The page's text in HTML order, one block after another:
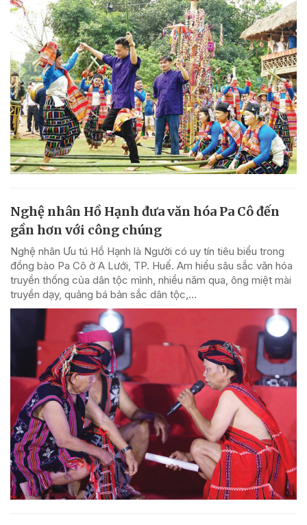
Nghệ nhân Hồ Hạnh đưa văn hóa Pa Cô đến
gần hơn với công chúng
Nghệ nhân Ưu tú Hồ Hạnh là Người có uy tín tiêu biểu trong
đồng bào Pa Cô ở A Lưới, TP. Huế. Am hiểu sâu sắc văn hóa
truyền thống của dân tộc mình, nhiều năm qua, ông miệt mài
truyền dạy, quảng bá bản sắc dân tộc,...